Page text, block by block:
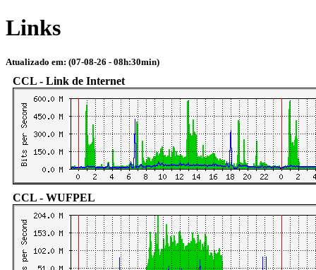
Links
Atualizado em: (07-08-26 - 08h:30min)
CCL - Link de Internet
CCL - WUFPEL